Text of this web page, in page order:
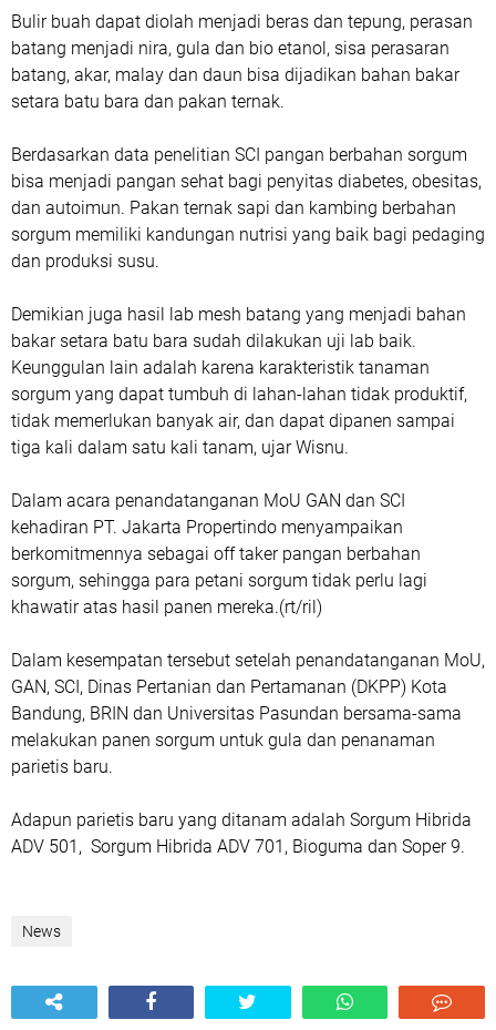
Bulir buah dapat diolah menjadi beras dan tepung, perasan
batang menjadi nira, gula dan bio etanol, sisa perasaran
batang, akar, malay dan daun bisa dijadikan bahan bakar
setara batu bara dan pakan ternak.
Berdasarkan data penelitian SCI pangan berbahan sorgum
bisa menjadi pangan sehat bagi penyitas diabetes, obesitas,
dan autoimun. Pakan ternak sapi dan kambing berbahan
sorgum memiliki kandungan nutrisi yang baik bagi pedaging
dan produksi susu.
Demikian juga hasil lab mesh batang yang menjadi bahan
bakar setara batu bara sudah dilakukan uji lab baik.
Keunggulan lain adalah karena karakteristik tanaman
sorgum yang dapat tumbuh di lahan-lahan tidak produktif,
tidak memerlukan banyak air, dan dapat dipanen sampai
tiga kali dalam satu kali tanam, ujar Wisnu.
Dalam acara penandatanganan MoU GAN dan SCI
kehadiran PT. Jakarta Propertindo menyampaikan
berkomitmennya sebagai off taker pangan berbahan
sorgum, sehingga para petani sorgum tidak perlu lagi
khawatir atas hasil panen mereka.(rt/ril)
Dalam kesempatan tersebut setelah penandatanganan MoU,
GAN, SCI, Dinas Pertanian dan Pertamanan (DKPP) Kota
Bandung, BRIN dan Universitas Pasundan bersama-sama
melakukan panen sorgum untuk gula dan penanaman
parietis baru.
Adapun parietis baru yang ditanam adalah Sorgum Hibrida
ADV 501, Sorgum Hibrida ADV 701, Bioguma dan Soper 9.
News